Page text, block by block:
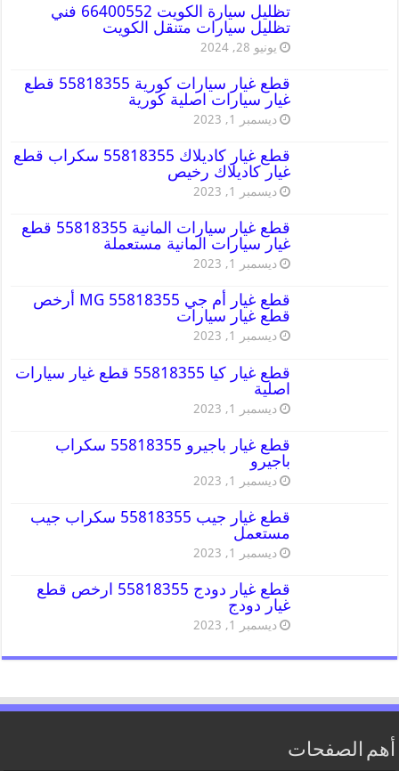
تظليل سيارة الكويت 66400552 فني
تظليل سيارات متنقل الكويت
يونيو 28, 2024
قطع غيار سيارات كورية 55818355 قطع
غيار سيارات اصلية كورية
ديسمبر 1, 2023
قطع غيار كاديلاك 55818355 سكراب قطع
غيار كاديلاك رخيص
ديسمبر 1, 2023
قطع غيار سيارات المانية 55818355 قطع
غيار سيارات المانية مستعملة
ديسمبر 1, 2023
قطع غيار أم جي MG 55818355 أرخص
قطع غيار سيارات
ديسمبر 1, 2023
قطع غيار كيا 55818355 قطع غيار سيارات
اصلية
ديسمبر 1, 2023
قطع غيار باجيرو 55818355 سكراب
باجيرو
ديسمبر 1, 2023
قطع غيار جيب 55818355 سكراب جيب
مستعمل
ديسمبر 1, 2023
قطع غيار دودج 55818355 ارخص قطع
غيار دودج
ديسمبر 1, 2023
أهم الصفحات